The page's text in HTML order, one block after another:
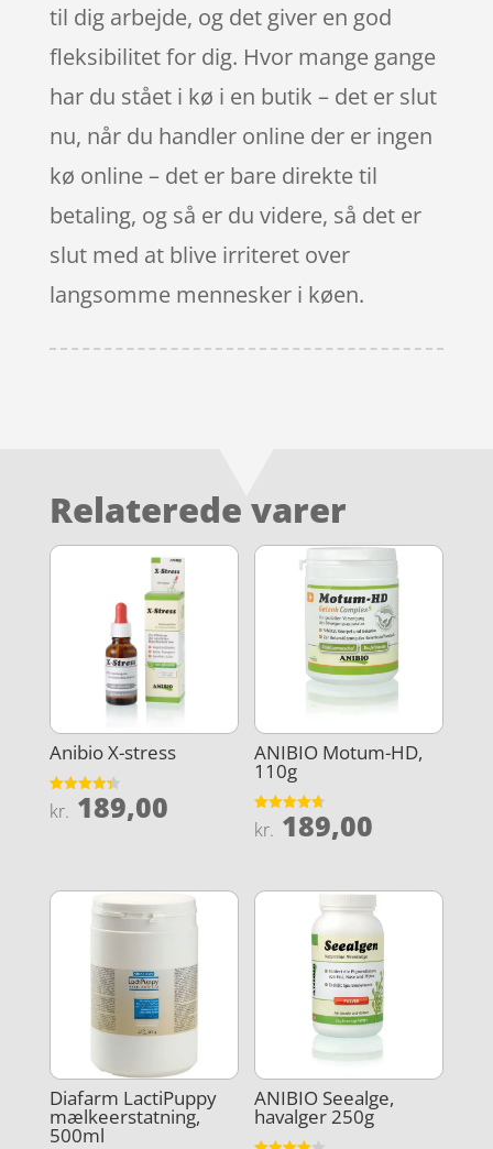
til dig arbejde, og det giver en god
fleksibilitet for dig. Hvor mange gange
har du stået i kø i en butik – det er slut
nu, når du handler online der er ingen
kø online – det er bare direkte til
betaling, og så er du videre, så det er
slut med at blive irriteret over
langsomme mennesker i køen.
Relaterede varer
Anibio X-stress
Vurderet
4.3
kr. 189,00
ANIBIO Motum-HD,
110g
Vurderet
4.7
kr. 189,00
Diafarm LactiPuppy
mælkeerstatning,
500ml
ANIBIO Seealge,
havalger 250g